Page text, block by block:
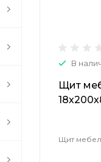
В
Щит
Щит